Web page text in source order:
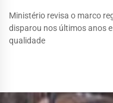
Ministério revisa o marco
disparou nos últimos anos
qualidade